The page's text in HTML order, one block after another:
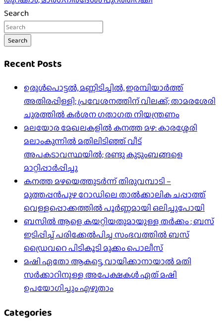
Search
Search
Recent Posts
ഉരുൾപൊട്ടൽ, മണ്ണിടിച്ചിൽ, ഇരമ്പിയാര്‍ത്ത്
അതിരപ്പിള്ളി; പ്രവേശനത്തിന് വിലക്ക്; താമരശേരി
ചുരത്തില്‍ കര്‍ശന ഗതാഗത നിയന്ത്രണം
മലയോര മേഖലകളിൽ കനത്ത മഴ: കാരശ്ശേരി
മലാംകുന്നിൽ മതിലിടിഞ്ഞ് വീട്
അപകടാവസ്ഥയിൽ; രണ്ടു കുടുംബങ്ങളെ
മാറ്റിപ്പാർപ്പിച്ചു
കനത്ത മഴയെത്തുടർന്ന് തിരുവമ്പാടി –
മുത്തപ്പൻപുഴ റോഡിലെ താൽക്കാലിക ചപ്പാത്ത്
വെള്ളപ്പൊക്കത്തിൽ പൂർണ്ണമായി ഒലിച്ചുപോയി
ബസിൽ ആളെ കയറ്റിയതുമായുള്ള തർക്കം ; ബസ്
ഇടിപ്പിച്ച് പരിക്കേൽപിച്ച സംഭവത്തിൽ ബസ്
ഡ്രൈവറെ പിടികൂടി മുക്കം പൊലീസ്
മഷി ഏതോ ആകട്ടെ, വായിക്കാനായാൽ മതി​
സർക്കാറിനുള്ള അപേക്ഷകൾ ഏത് മഷി
ഉപയോഗിച്ചും എഴുതാം
Categories